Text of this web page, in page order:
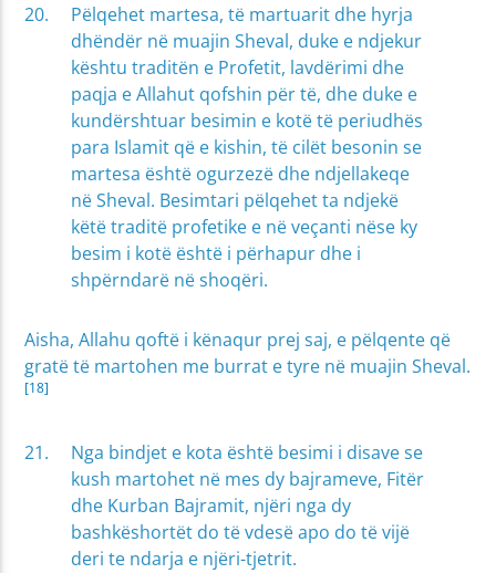
Pëlqehet martesa, të martuarit dhe hyrja
dhëndër në muajin Sheval, duke e ndjekur
kështu traditën e Profetit, lavdërimi dhe
paqja e Allahut qofshin për të, dhe duke e
kundërshtuar besimin e kotë të periudhës
para Islamit që e kishin, të cilët besonin se
martesa është ogurzezë dhe ndjellakeqe
në Sheval. Besimtari pëlqehet ta ndjekë
këtë traditë profetike e në veçanti nëse ky
besim i kotë është i përhapur dhe i
shpërndarë në shoqëri.
Aisha, Allahu qoftë i kënaqur prej saj, e pëlqente që
gratë të martohen me burrat e tyre në muajin Sheval.
[18]
Nga bindjet e kota është besimi i disave se
kush martohet në mes dy bajrameve, Fitër
dhe Kurban Bajramit, njëri nga dy
bashkëshortët do të vdesë apo do të vijë
deri te ndarja e njëri-tjetrit.